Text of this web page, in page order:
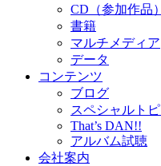
CD（参加作品）
書籍
マルチメディア
データ
コンテンツ
ブログ
スペシャルト
That’s DAN!!
アルバム試聴
会社案内